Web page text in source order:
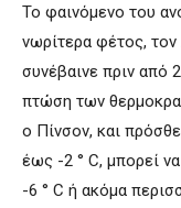
Το φαινόμενο του
νωρίτερα φέτος, τον
συνέβαινε πριν από
πτώση των
ο Πίνσον, και
έως -2 ° C, μπορεί
-6 ° C ή ακόμα